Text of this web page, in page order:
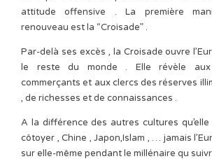
attitude offensive . La première
renouveau est la “Croisade” .
Par-delà ses excès , la Croisade ouvre
le reste du monde . Elle révèle
commerçants et aux clercs des réserves
, de richesses et de connaissances .
A la différence des autres cultures qu’elle
côtoyer , Chine , Japon,Islam , … jamais
sur elle-même pendant le millénaire qu